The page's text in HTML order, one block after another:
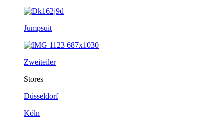
Jumpsuit
Zweiteiler
Stores
Düsseldorf
Köln